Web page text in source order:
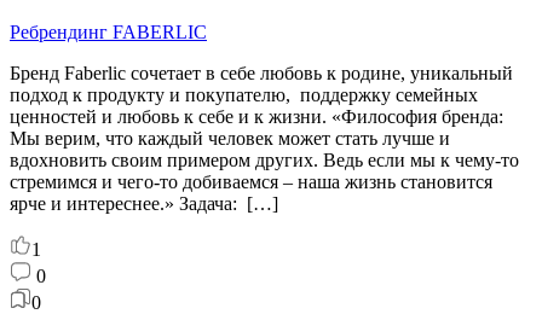
Ребрендинг FABERLIC
Бренд Faberlic сочетает в себе любовь к родине, уникальный
подход к продукту и покупателю, поддержку семейных
ценностей и любовь к себе и к жизни. «Философия бренда:
Мы верим, что каждый человек может стать лучше и
вдохновить своим примером других. Ведь если мы к чему-то
стремимся и чего-то добиваемся – наша жизнь становится
ярче и интереснее.» Задача: […]
1
0
0